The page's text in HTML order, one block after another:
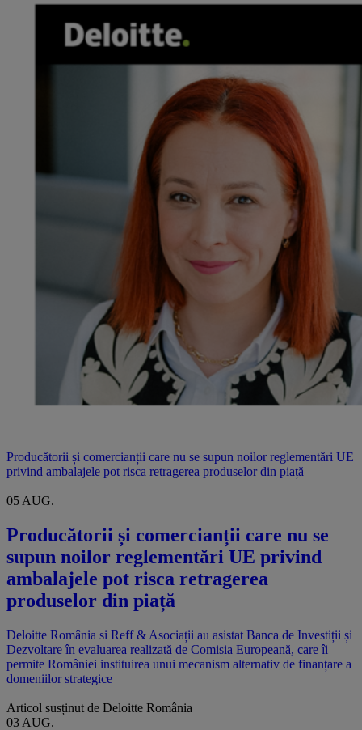
Producătorii și comercianții care nu se supun noilor reglementări UE
privind ambalajele pot risca retragerea produselor din piață
05 AUG.
Producătorii și comercianții care nu se
supun noilor reglementări UE privind
ambalajele pot risca retragerea
produselor din piață
Deloitte România si Reff & Asociații au asistat Banca de Investiții și
Dezvoltare în evaluarea realizată de Comisia Europeană, care îi
permite României instituirea unui mecanism alternativ de finanțare a
domeniilor strategice
Articol susținut de Deloitte România
03 AUG.